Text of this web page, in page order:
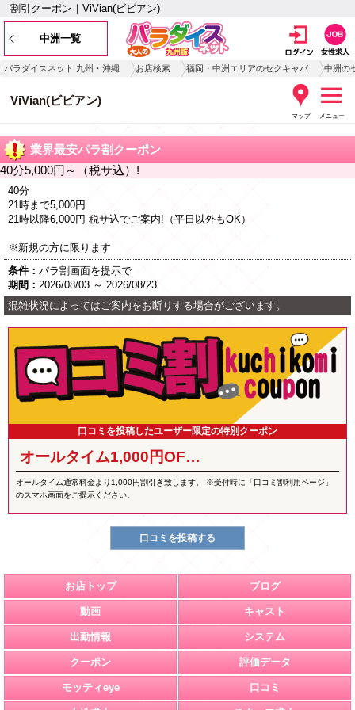
割引クーポン｜ViVian(ビビアン)
中洲一覧
パラダイスネット 九州・沖縄 お店検索 福岡・中洲エリアのセクキャバ 中洲の
ViVian(ビビアン)
マップ メニュー
業界最安パラ割クーポン
40分5,000円～（税サ込）!
40分
21時まで5,000円
21時以降6,000円 税サ込でご案内!（平日以外もOK）
※新規の方に限ります
条件： パラ割画面を提示で
期間： 2026/08/03 ～ 2026/08/23
混雑状況によってはご案内をお断りする場合がございます。
口コミを投稿したユーザー限定の特別クーポン
オールタイム1,000円OF…
オールタイム通常料金より1,000円割引き致します。 ※受付時に「口コミ割利用ページ」
のスマホ画面をご提示ください。
口コミを投稿する
お店トップ ブログ
動画 キャスト
出勤情報 システム
クーポン 評価データ
モッティeye 口コミ